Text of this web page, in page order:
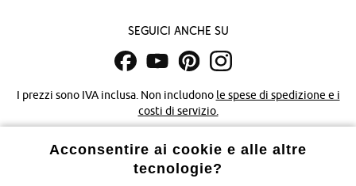
Seguici anche su
I prezzi sono IVA inclusa. Non includono le spese di spedizione e i
costi di servizio.
Condizioni di vendita Accessibilità
Acconsentire ai cookie e alle altre
tecnologie?